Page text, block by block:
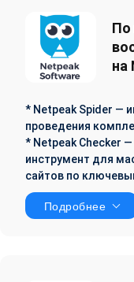
По
на
* Netpeak Spider —
проведения
* Netpeak Checker
инструмент для
сайтов по
Подробнее